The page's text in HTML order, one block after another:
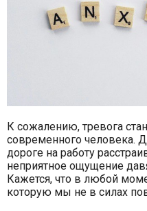
К сожалению, тревога
современного человека.
дороге на работу
неприятное ощущение
Кажется, что в любой
которую мы не в силах